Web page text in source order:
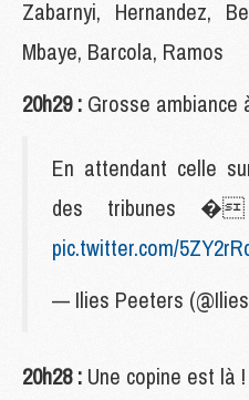
Zabarnyi, Hernandez,
Mbaye, Barcola, Ramos
20h29 : Grosse ambiance
En attendant celle
des tribunes
pic.twitter.com/
— Ilies Peeters
20h28 : Une copine est là !